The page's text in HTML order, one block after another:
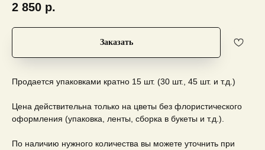
2 850 р.
Заказать
Продается упаковками кратно 15 шт. (30 шт., 45 шт. и т.д.)
Цена действительна только на цветы без флористического
оформления (упаковка, ленты, сборка в букеты и т.д.).
По наличию нужного количества вы можете уточнить при